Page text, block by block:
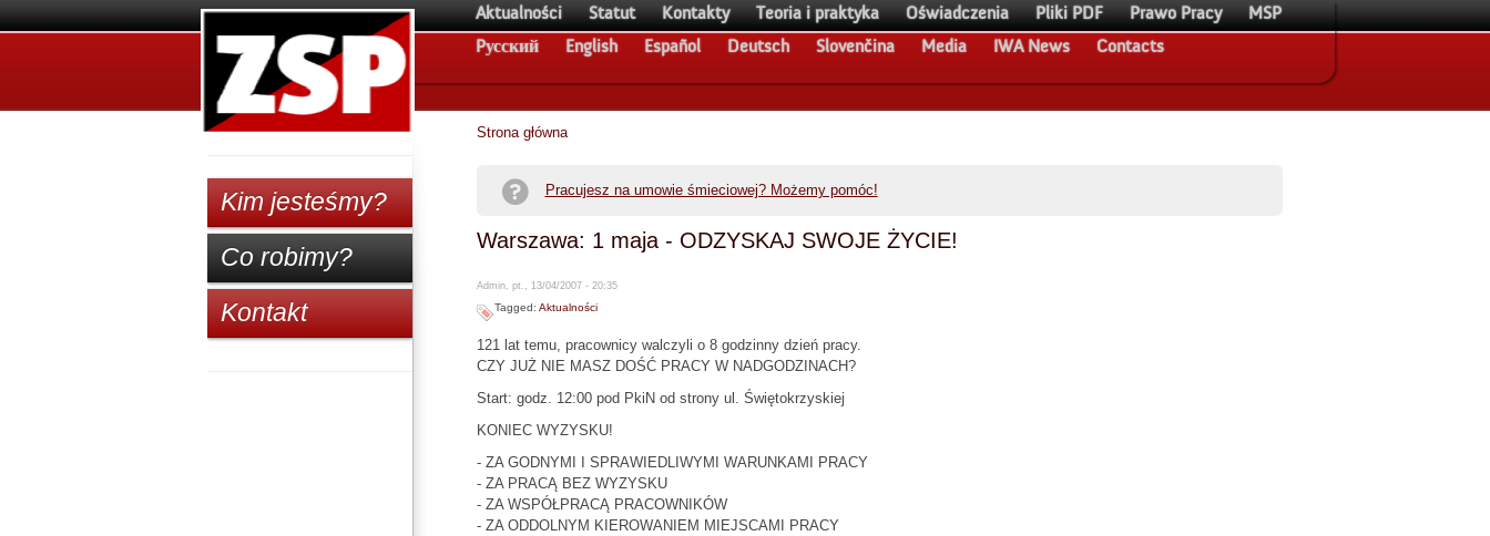
Aktualności Statut Kontakty Teoria i praktyka Oświadczenia Pliki PDF Prawo Pracy
MSP
Pусский
English Español Deutsch Slovenčina Media IWA News Contacts
Strona główna
Pracujesz na umowie śmieciowej? Możemy pomóc!
Warszawa: 1 maja - ODZYSKAJ SWOJE ŻYCIE!
Admin, pt., 13/04/2007 - 20:35
Tagged: Aktualności
121 lat temu, pracownicy walczyli o 8 godzinny dzień pracy.
CZY JUŻ NIE MASZ DOŚĆ PRACY W NADGODZINACH?
Start: godz. 12:00 pod PkiN od strony ul. Świętokrzyskiej
KONIEC WYZYSKU!
- ZA GODNYMI I SPRAWIEDLIWYMI WARUNKAMI PRACY
- ZA PRACĄ BEZ WYZYSKU
- ZA WSPÓŁPRACĄ PRACOWNIKÓW
- ZA ODDOLNYM KIEROWANIEM MIEJSCAMI PRACY
Kim jesteśmy?
Co robimy?
Kontakt